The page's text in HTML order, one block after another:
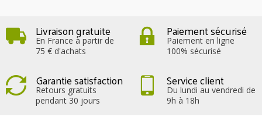
Livraison gratuite
En France à partir de
75 € d'achats
Paiement sécurisé
Paiement en ligne
100% sécurisé
Garantie satisfaction
Retours gratuits
pendant 30 jours
Service client
Du lundi au vendredi de
9h à 18h